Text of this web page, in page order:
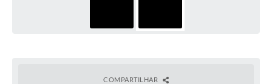
COMPARTILHAR